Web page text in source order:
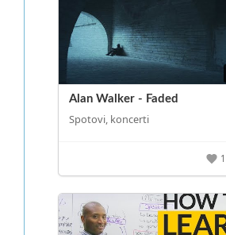
Alan Walker - Faded
Spotovi, koncerti